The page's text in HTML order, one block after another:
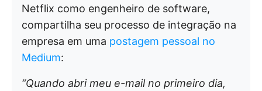
Netflix como engenheiro de software,
compartilha seu processo de integração na
empresa em uma postagem pessoal no
Medium:
“Quando abri meu e-mail no primeiro dia,